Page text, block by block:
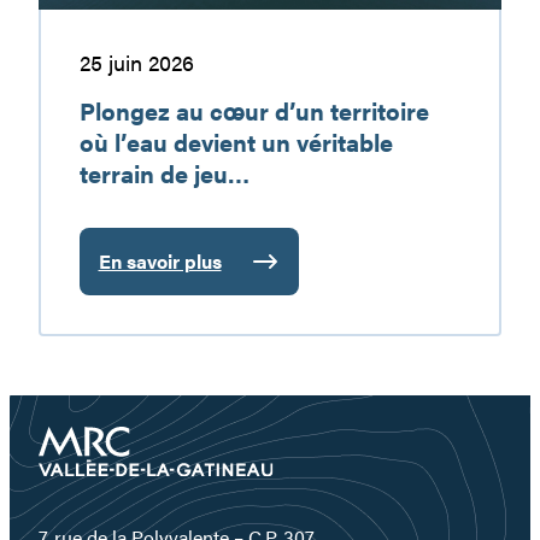
terrain25 juin 2026
Plongez au cœur d’un territoire
où l’eau devient un véritable
terrain de jeu…
En savoir plus
:
Plongez
au
d’un
territoire
où
l’eau
devient
un